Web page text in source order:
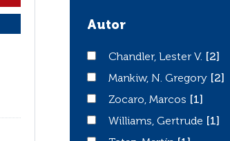
Autor
Chandler, Lester V.
Chandler, Lester V.
[2]
Mankiw, N. Gregory
Mankiw, N. Gregory
[2]
Zocaro, Marcos
Zocaro, Marcos
[1]
Williams, Gertrude
Williams, Gertrude
[1]